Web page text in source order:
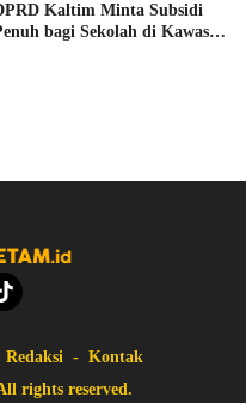
Kaltim Minta Subsidi
bagi Sekolah di Kawasan
Redaksi
Kontak
rights reserved.